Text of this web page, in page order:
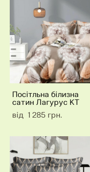
Посітльна білизна
сатин Лагурус КТ
від 1 285 грн.